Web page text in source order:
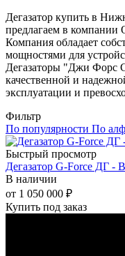
Дегазатор купить в
предлагаем в
Компания обладает
мощностями для
Дегазаторы "Джи Форс
качественной и
эксплуатации и
Фильтр
По популярности По
Быстрый просмотр
Дегазатор G-Force ДГ -
В наличии
от 1 050 000 ₽
Купить под заказ